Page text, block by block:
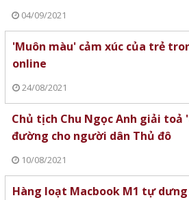
04/09/2021
'Muôn màu' cảm xúc của trẻ
online
24/08/2021
Chủ tịch Chu Ngọc Anh giải toả
đường cho người dân Thủ đô
10/08/2021
Hàng loạt Macbook M1 tự